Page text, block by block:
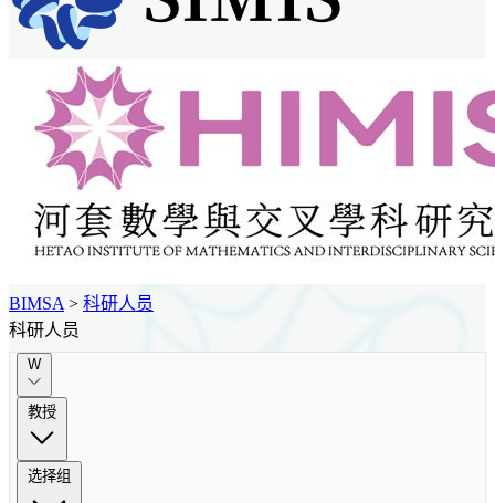
BIMSA > 科研人员
科研人员
W
教授
选择组